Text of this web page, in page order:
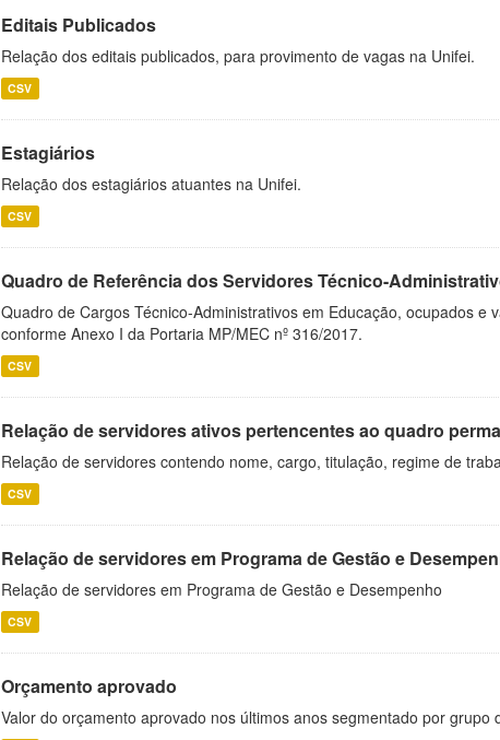
Editais Publicados
Relação dos editais publicados, para provimento de vagas na Unifei.
CSV
Estagiários
Relação dos estagiários atuantes na Unifei.
CSV
Quadro de Referência dos Servidores Técnico-
Quadro de Cargos Técnico-Administrativos em Educação, ocupados e
conforme Anexo I da Portaria MP/MEC nº 316/2017.
CSV
Relação de servidores ativos pertencentes ao quadro
Relação de servidores contendo nome, cargo, titulação, regime de
CSV
Relação de servidores em Programa de Gestão e
Relação de servidores em Programa de Gestão e Desempenho
CSV
Orçamento aprovado
Valor do orçamento aprovado nos últimos anos segmentado por grupo